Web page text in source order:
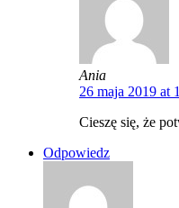
Ania
26 maja 2019 at
Cieszę się, że
Odpowiedz